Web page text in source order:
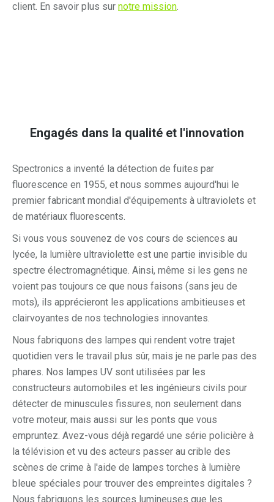
client. En savoir plus sur notre mission.
Engagés dans la qualité et l'innovation
Spectronics a inventé la détection de fuites par
fluorescence en 1955, et nous sommes aujourd'hui le
premier fabricant mondial d'équipements à ultraviolets et
de matériaux fluorescents.
Si vous vous souvenez de vos cours de sciences au
lycée, la lumière ultraviolette est une partie invisible du
spectre électromagnétique. Ainsi, même si les gens ne
voient pas toujours ce que nous faisons (sans jeu de
mots), ils apprécieront les applications ambitieuses et
clairvoyantes de nos technologies innovantes.
Nous fabriquons des lampes qui rendent votre trajet
quotidien vers le travail plus sûr, mais je ne parle pas des
phares. Nos lampes UV sont utilisées par les
constructeurs automobiles et les ingénieurs civils pour
détecter de minuscules fissures, non seulement dans
votre moteur, mais aussi sur les ponts que vous
empruntez. Avez-vous déjà regardé une série policière à
la télévision et vu des acteurs passer au crible des
scènes de crime à l'aide de lampes torches à lumière
bleue spéciales pour trouver des empreintes digitales ?
Nous fabriquons les sources lumineuses que les